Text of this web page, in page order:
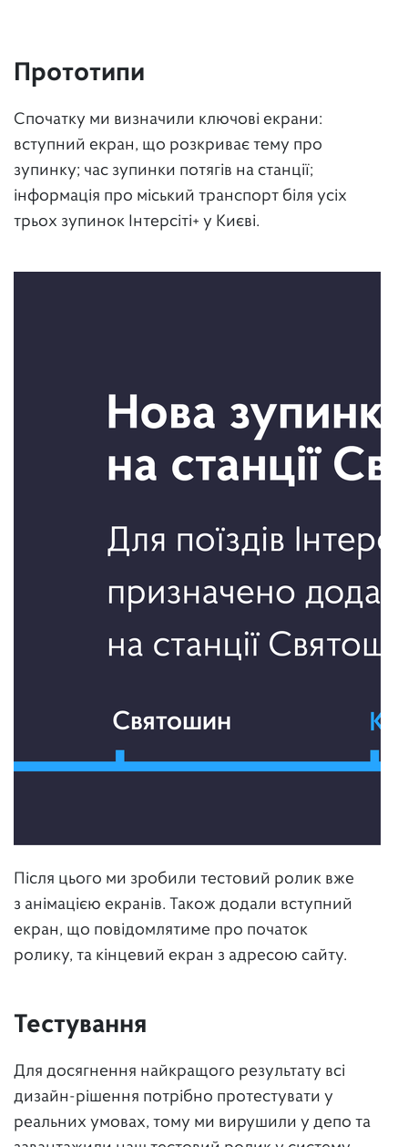
Прототипи
Спочатку ми визначили ключові екрани:
вступний екран, що розкриває тему про
зупинку; час зупинки потягів на станції;
інформація про міський транспорт біля усіх
трьох зупинок Інтерсіті+ у Києві.
Після цього ми зробили тестовий ролик вже
з анімацією екранів. Також додали вступний
екран, що повідомлятиме про початок
ролику, та кінцевий екран з адресою сайту.
Тестування
Для досягнення найкращого результату всі
дизайн-рішення потрібно протестувати у
реальних умовах, тому ми вирушили у депо та